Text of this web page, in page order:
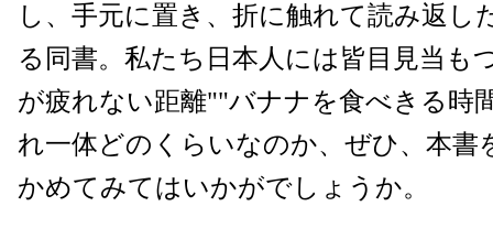
し、手元に置き、折に触れて読み返し
る同書。私たち日本人には皆目見当も
が疲れない距離""バナナを食べきる時
れ一体どのくらいなのか、ぜひ、本書
かめてみてはいかがでしょうか。